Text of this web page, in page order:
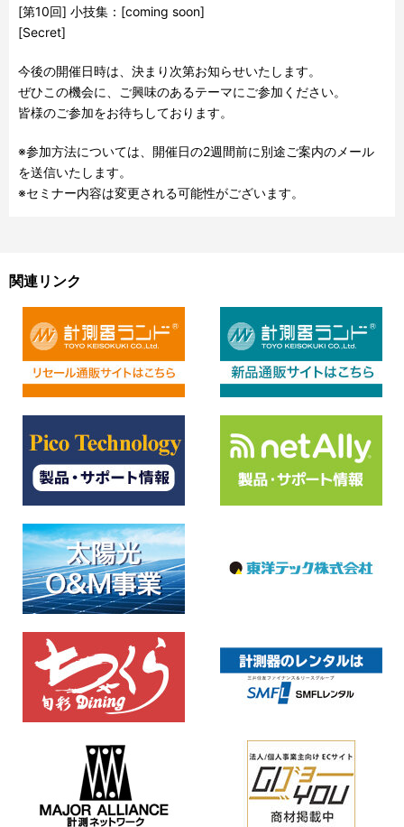
[第10回] 小技集： [coming soon]
[Secret]
今後の開催日時は、決まり次第お知らせいたします。
ぜひこの機会に、ご興味のあるテーマにご参加ください。
皆様のご参加をお待ちしております。
※参加方法については、開催日の2週間前に別途ご案内のメール
を送信いたします。
※セミナー内容は変更される可能性がございます。
関連リンク